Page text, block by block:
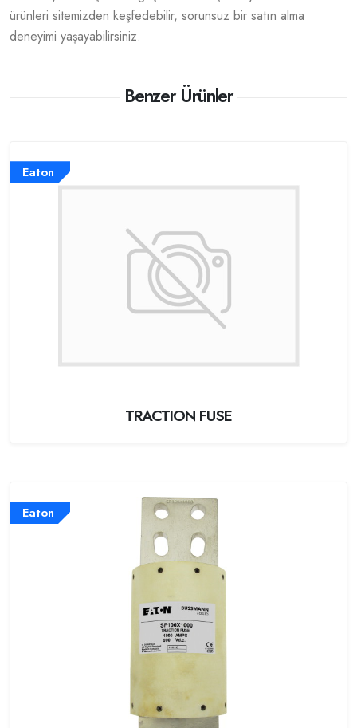
ürünleri sitemizden keşfedebilir, sorunsuz bir satın alma
deneyimi yaşayabilirsiniz.
Benzer Ürünler
Eaton
TRACTION FUSE
Eaton